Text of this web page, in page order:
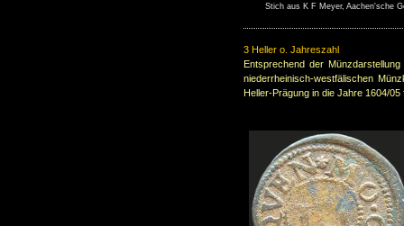
Stich aus K F Meyer, Aachen'sche
3 Heller o. Jahreszahl
Entsprechend der
niederrheinisch-westfälischen
Heller-Prägung in die Jahre 1604/05